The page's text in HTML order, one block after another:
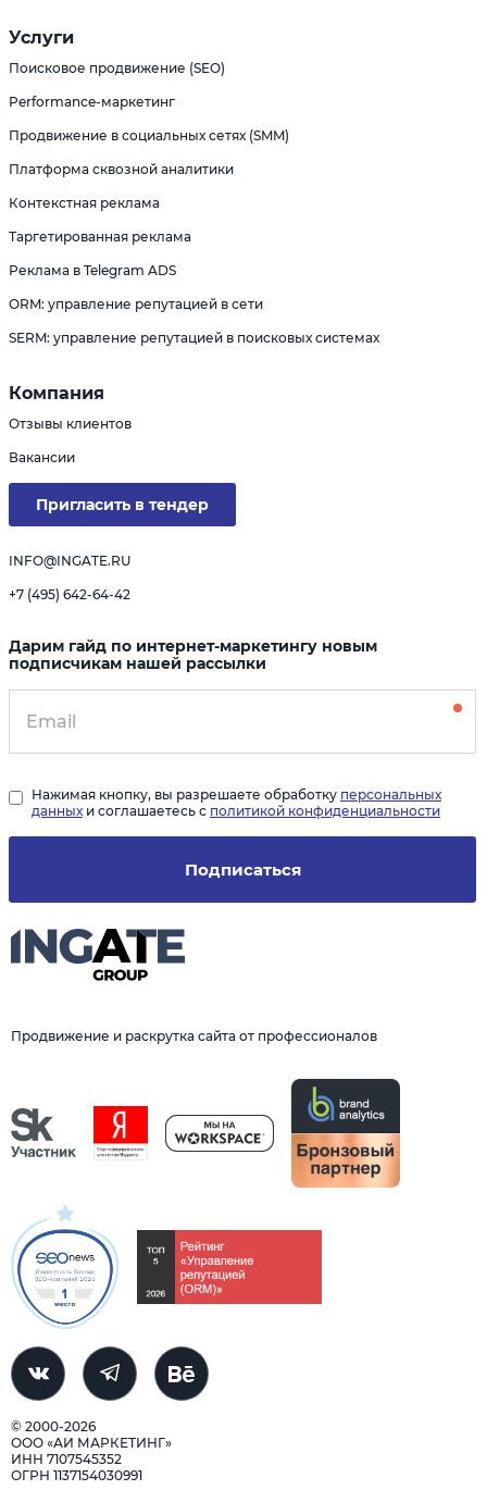
Продвижение и раскрутка сайта от профессионалов
© 2000-2026
ООО «АИ МАРКЕТИНГ»
ИНН 7107545352
ОГРН 1137154030991
Услуги
Поисковое продвижение (SEO)
Performance-маркетинг
Продвижение в социальных сетях (SMM)
Платформа сквозной аналитики
Контекстная реклама
Таргетированная реклама
Реклама в Telegram ADS
ORM: управление репутацией в сети
SERM: управление репутацией в поисковых системах
Компания
Отзывы клиентов
Вакансии
Пригласить в тендер
INFO@INGATE.RU
+7 (495) 642-64-42
Дарим гайд по интернет-маркетингу новым
подписчикам нашей рассылки
Подписаться
Нажимая кнопку, вы разрешаете обработку персональных
данных и соглашаетесь с политикой конфиденциальности